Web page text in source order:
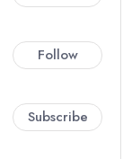
Follow
Subscribe